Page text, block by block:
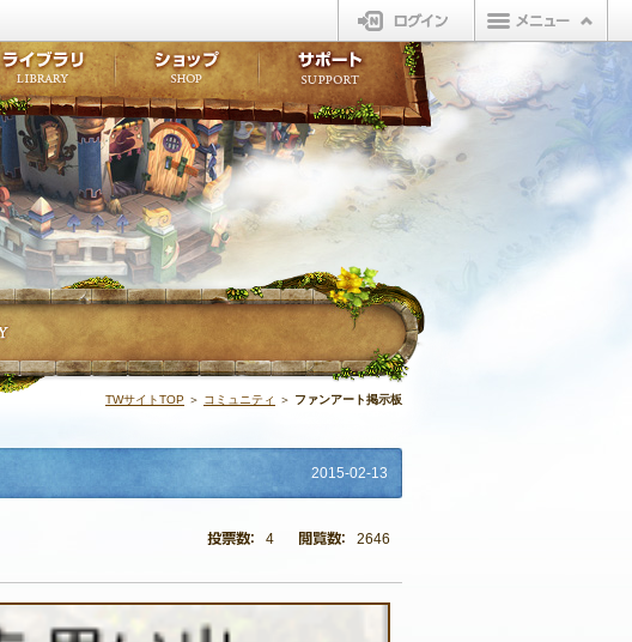
ログイン
テイルズウィーバー
TWサイトTOP ＞ コミュニティ ＞ ファンアート掲示板
2015-02-13
4 2646
コミュニティ
コミュニティポイントライブラリ
LINEスタンプ
ショップ
販売アイテム
ビューティーショップ
オープンマーケット
不具合対応状況